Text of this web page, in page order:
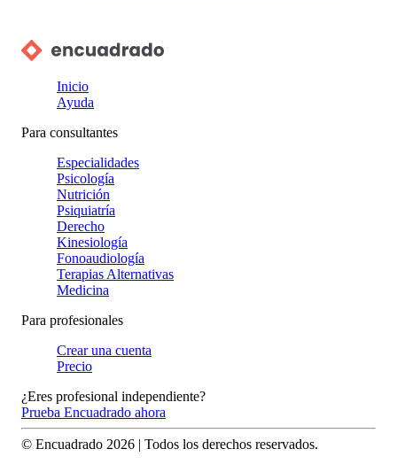
Inicio
Ayuda
Para consultantes
Especialidades
Psicología
Nutrición
Psiquiatría
Derecho
Kinesiología
Fonoaudiología
Terapias Alternativas
Medicina
Para profesionales
Crear una cuenta
Precio
¿Eres profesional independiente?
Prueba Encuadrado ahora
© Encuadrado 2026 | Todos los derechos reservados.